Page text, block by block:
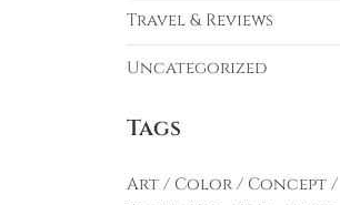
Travel & Reviews
Uncategorized
Tags
Art Color
Concept